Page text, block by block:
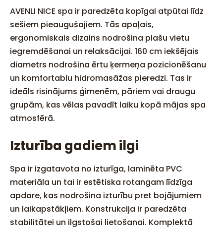
AVENLI NICE spa ir paredzēta kopīgai atpūtai līdz
sešiem pieaugušajiem. Tās apaļais,
ergonomiskais dizains nodrošina plašu vietu
iegremdēšanai un relaksācijai. 160 cm iekšējais
diametrs nodrošina ērtu ķermeņa pozicionēšanu
un komfortablu hidromasāžas pieredzi. Tas ir
ideāls risinājums ģimenēm, pāriem vai draugu
grupām, kas vēlas pavadīt laiku kopā mājas spa
atmosfērā.
Izturība gadiem ilgi
Spa ir izgatavota no izturīga, laminēta PVC
materiāla un tai ir estētiska rotangam līdzīga
apdare, kas nodrošina izturību pret bojājumiem
un laikapstākļiem. Konstrukcija ir paredzēta
stabilitātei un ilgstošai lietošanai. Komplektā